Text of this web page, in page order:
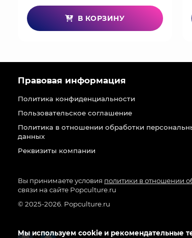
В КОРЗИНУ
Мы используем cookie и рекомендательные
Правовая информация
Политика конфиденциальности
Пользовательское соглашение
Политика в отношении обработки
данных
Реквизиты компании
Вы принимаете условия политики в отношении
связи на сайте Popculture.ru
© 2025-2026. Popculture.ru